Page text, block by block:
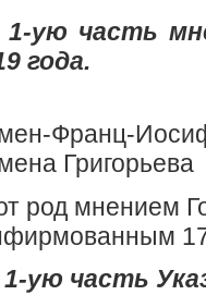
ую часть
года.
Франц-
Григорьева
род мнением
ую часть